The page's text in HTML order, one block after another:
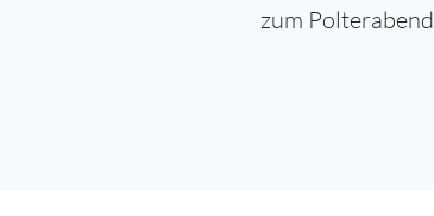
zum Polterabend